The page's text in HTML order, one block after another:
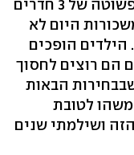
יותר קל", הם אומרים. "היום דירה פשוטה של 3 חדרים
שקל. המשכורות היום לא
הילדים הופכים
הם רוצים לחסוך
הבאות
לטובת
ושילמתי שנים